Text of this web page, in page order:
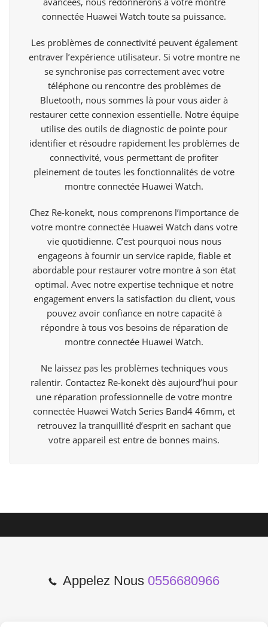
connectée Huawei Watch toute sa puissance.
Les problèmes de connectivité peuvent également
entraver l’expérience utilisateur. Si votre montre ne
se synchronise pas correctement avec votre
téléphone ou rencontre des problèmes de
Bluetooth, nous sommes là pour vous aider à
restaurer cette connexion essentielle. Notre équipe
utilise des outils de diagnostic de pointe pour
identifier et résoudre rapidement les problèmes de
connectivité, vous permettant de profiter
pleinement de toutes les fonctionnalités de votre
montre connectée Huawei Watch.
Chez Re-konekt, nous comprenons l’importance de
votre montre connectée Huawei Watch dans votre
vie quotidienne. C’est pourquoi nous nous
engageons à fournir un service rapide, fiable et
abordable pour restaurer votre montre à son état
optimal. Avec notre expertise technique et notre
engagement envers la satisfaction du client, vous
pouvez avoir confiance en notre capacité à
répondre à tous vos besoins de réparation de
montre connectée Huawei Watch.
Ne laissez pas les problèmes techniques vous
ralentir. Contactez Re-konekt dès aujourd’hui pour
une réparation professionnelle de votre montre
connectée Huawei Watch Series Band4 46mm, et
retrouvez la tranquillité d’esprit en sachant que
votre appareil est entre de bonnes mains.
Appelez Nous 0556680966